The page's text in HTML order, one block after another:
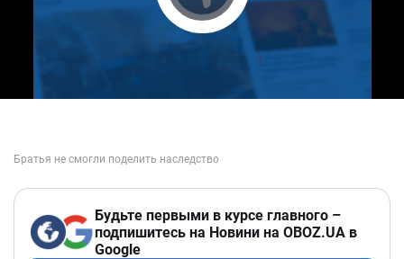
Play Video
Будьте первыми в курсе главного –
подпишитесь на Новини на OBOZ.UA в
Google